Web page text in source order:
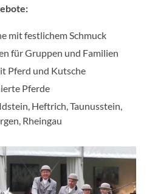
mit festlichem Schmuck
für Gruppen und Familien
Pferd und Kutsche
Pferde
Heftrich, Taunusstein,
Rheingau